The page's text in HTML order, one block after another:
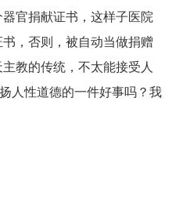
官捐献证书，这样子医院
，否则，被自动当做捐赠
教的传统，不太能接受人
人性道德的一件好事吗？我